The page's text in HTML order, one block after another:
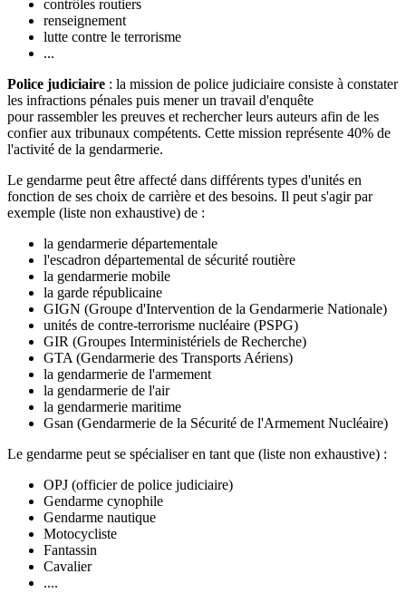
contrôles routiers
renseignement
lutte contre le terrorisme
...
Police judiciaire : la mission de police judiciaire consiste à constater
les infractions pénales puis mener un travail d'enquête
pour rassembler les preuves et rechercher leurs auteurs afin de les
confier aux tribunaux compétents. Cette mission représente 40% de
l'activité de la gendarmerie.
Le gendarme peut être affecté dans différents types d'unités en
fonction de ses choix de carrière et des besoins. Il peut s'agir par
exemple (liste non exhaustive) de :
la gendarmerie départementale
l'escadron départemental de sécurité routière
la gendarmerie mobile
la garde républicaine
GIGN (Groupe d'Intervention de la Gendarmerie Nationale)
unités de contre-terrorisme nucléaire (PSPG)
GIR (Groupes Interministériels de Recherche)
GTA (Gendarmerie des Transports Aériens)
la gendarmerie de l'armement
la gendarmerie de l'air
la gendarmerie maritime
Gsan (Gendarmerie de la Sécurité de l'Armement Nucléaire)
Le gendarme peut se spécialiser en tant que (liste non exhaustive) :
OPJ (officier de police judiciaire)
Gendarme cynophile
Gendarme nautique
Motocycliste
Fantassin
Cavalier
....